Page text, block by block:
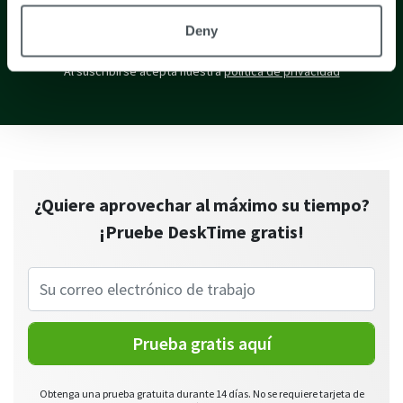
Deny
SUSCRÍBETE
Al suscribirse acepta nuestrapolítica de privacidad
¿Quiere aprovechar al máximo su tiempo?
¡Pruebe DeskTime gratis!
Prueba gratis aquí
Obtenga una prueba gratuita durante 14 días. No se requiere tarjeta de